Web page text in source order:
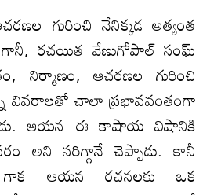
గురించి నేనిక్కడ అత్యంత
గానీ, రచయిత వేణుగోపాల్ సంఘ్
నిర్మాణం, ఆచరణల గురించి
వివరాలతో చాలా ప్రభావవంతంగా
ఆయన ఈ కాషాయ విషానికి
అని సరిగ్గానే చెప్పాడు. కానీ
గాక ఆయన రచనలకు ఒక